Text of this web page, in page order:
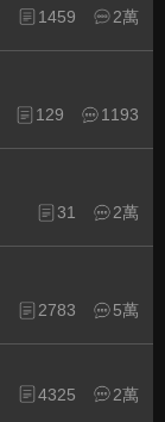
1459 2萬
129 1193
31 2萬
2783 5萬
4325 2萬